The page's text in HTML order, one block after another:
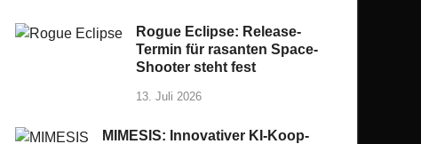
Rogue Eclipse: Release-
Termin für rasanten Space-
Shooter steht fest
13. Juli 2026
MIMESIS: Innovativer KI-Koop-